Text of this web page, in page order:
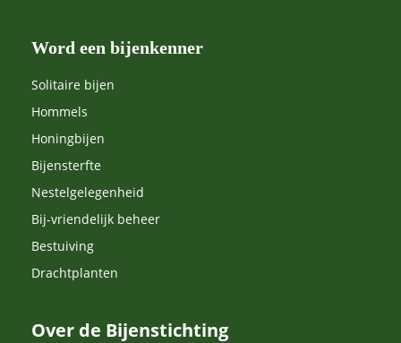
Word een bijenkenner
Solitaire bijen
Hommels
Honingbijen
Bijensterfte
Nestelgelegenheid
Bij-vriendelijk beheer
Bestuiving
Drachtplanten
Over de Bijenstichting